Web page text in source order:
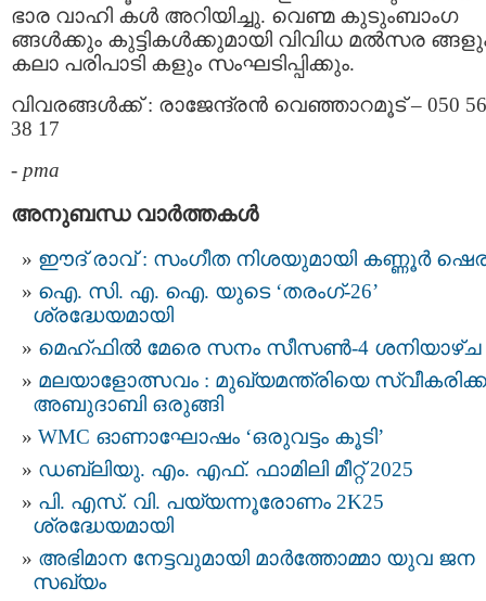
ഭാര വാഹി കള്‍ അറിയിച്ചു. വെണ്മ കുടുംബാംഗ
ങ്ങള്‍ക്കും കുട്ടികള്‍ക്കുമായി വിവിധ മല്‍സര
കലാ പരിപാടി കളും സംഘടിപ്പിക്കും.
വിവരങ്ങള്‍ക്ക് : രാജേന്ദ്രന്‍ വെഞ്ഞാറമൂട് – 050
38 17
- pma
അനുബന്ധ വാര്‍ത്തകള്‍
ഈദ് രാവ് : സംഗീത നിശയുമായി കണ്ണൂർ
ഐ. സി. എ. ഐ. യുടെ ‘തരംഗ്-26’
ശ്രദ്ധേയമായി
മെഹ്ഫിൽ മേരെ സനം സീസൺ-4 ശനിയാഴ്ച
മ​ല​യാ​ളോ​ത്സ​വം : മുഖ്യമന്ത്രിയെ
അബുദാബി ഒരുങ്ങി
WMC ഓണാഘോഷം ‘ഒരുവട്ടം കൂടി’
ഡബ്ലിയു. എം. എഫ്. ഫാമിലി മീറ്റ് 2025
പി. എസ്. വി. പയ്യന്നൂരോണം 2K25
ശ്രദ്ധേയമായി
അഭിമാന നേട്ടവുമായി മാർത്തോമ്മാ യുവ ജന
സഖ്യം